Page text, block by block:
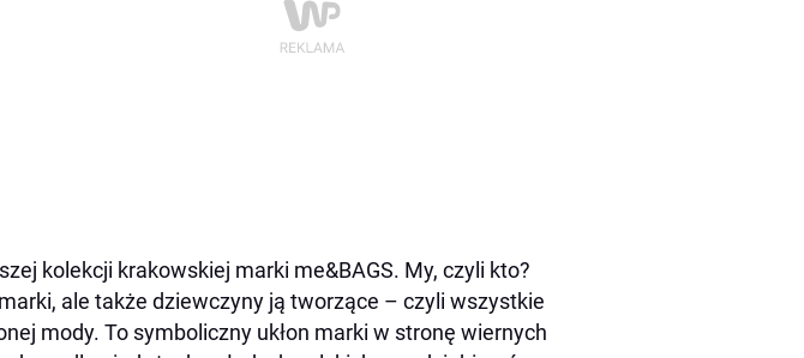
kolekcji krakowskiej marki me&BAGS. My, czyli kto?
ale także dziewczyny ją tworzące – czyli wszystkie
mody. To symboliczny ukłon marki w stronę wiernych